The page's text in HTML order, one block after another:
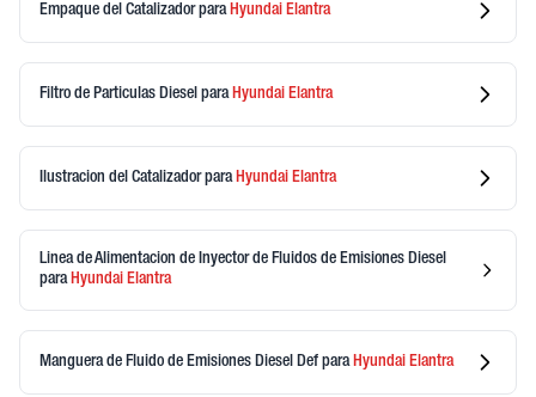
Empaque del Catalizadorpara Hyundai Elantra
Filtro de Particulas Diesel para Hyundai Elantra
Ilustracion del Catalizadorpara Hyundai Elantra
Linea de Alimentacion de Inyector de Fluidos de Emisiones Diesel
paraHyundai Elantra
Manguera de Fluido de Emisiones Diesel Def para Hyundai Elantra